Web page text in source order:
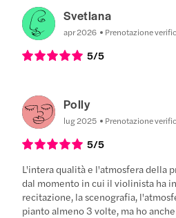
Svetlana
apr 2026 Prenotazione
5/5
Polly
lug 2025 Prenotazione
5/5
L'intera qualità e l'atmosfera della
dal momento in cui il violinista ha
recitazione, la scenografia,
pianto almeno 3 volte, ma ho